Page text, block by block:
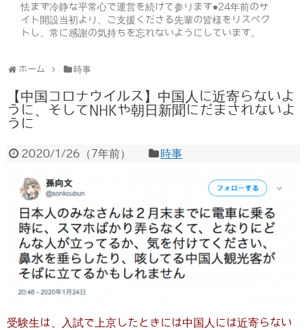
怯まず冷静な平常心で運営を続けて参ります●24年前のサ
イト開設当初より、ご支援くださる先輩の皆様をリスペク
トし、常に感謝の気持ちを忘れないようにしています。
ホーム 時事
【中国コロナウイルス】中国人に近寄らないよ
うに、そしてNHKや朝日新聞にだまされないよ
うに
2020/1/26 （7年前） 時事
受験生は、入試で上京したときには中国人には近寄らない